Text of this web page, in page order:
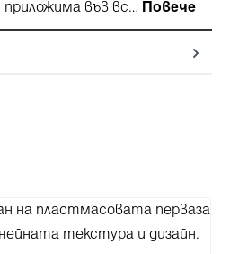
приложима във вс… Повече
галерия